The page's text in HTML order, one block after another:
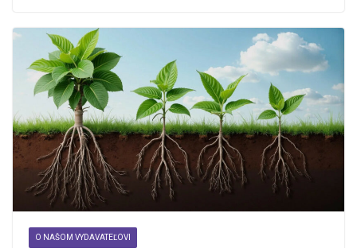
O NAŠOM VYDAVATEĽOVI